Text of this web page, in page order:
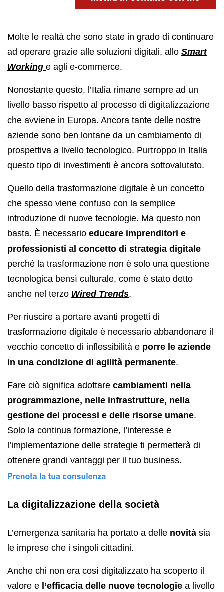
Molte le realtà che sono state in grado di continuare
ad operare grazie alle soluzioni digitali, allo Smart
Working e agli e-commerce.
Nonostante questo, l’Italia rimane sempre ad un
livello basso rispetto al processo di digitalizzazione
che avviene in Europa. Ancora tante delle nostre
aziende sono ben lontane da un cambiamento di
prospettiva a livello tecnologico. Purtroppo in Italia
questo tipo di investimenti è ancora sottovalutato.
Quello della trasformazione digitale è un concetto
che spesso viene confuso con la semplice
introduzione di nuove tecnologie. Ma questo non
basta. È necessario educare imprenditori e
professionisti al concetto di strategia digitale
perché la trasformazione non è solo una questione
tecnologica bensì culturale, come è stato detto
anche nel terzo Wired Trends.
Per riuscire a portare avanti progetti di
trasformazione digitale è necessario abbandonare il
vecchio concetto di inflessibilità e porre le aziende
in una condizione di agilità permanente.
Fare ciò significa adottare cambiamenti nella
programmazione, nelle infrastrutture, nella
gestione dei processi e delle risorse umane.
Solo la continua formazione, l’interesse e
l’implementazione delle strategie ti permetterà di
ottenere grandi vantaggi per il tuo business.
La digitalizzazione della società
L’emergenza sanitaria ha portato a delle novità sia
le imprese che i singoli cittadini.
Anche chi non era così digitalizzato ha scoperto il
valore e l’efficacia delle nuove tecnologie a livello